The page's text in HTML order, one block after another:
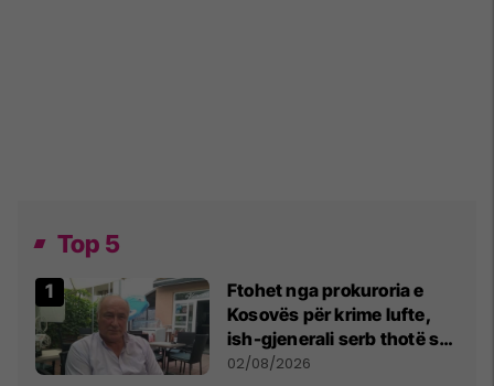
Top 5
Ftohet nga prokuroria e
Kosovës për krime lufte,
ish-gjenerali serb thotë se
dikush e tradhtoi në
02/08/2026